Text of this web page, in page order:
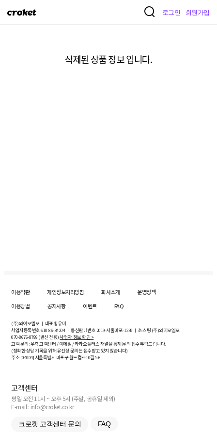
크
로그인 회원가입
삭제된 상품 정보 입니다.
이용약관 개인정보처리방침 회사소개
운영정책
이용방법
공지사항 이벤트 FAQ
(주)와이오엘오 ㅣ 대표 황유미
사업자등록번호610-86-34204ㅣ 통신판매번호 2019-서울마포-1239 ㅣ 호스팅 (주)와이오엘오
070-8676-8799 (발신 전용)사업자 정보 확인 >
고객 문의: 우측 고객센터 / 이메일 / 카카오플러스 채널을 통해 문의 접수 부탁드립니다.
(정확한 상담 기록을 위해 유선상 문의는 접수받고 있지 않습니다)
주소 [04004] 서울특별시 마포구 월드컵로10길5-6
고객센터
평일 오전 11시 ~ 오후 5시 (주말, 공휴일 제외)
E-mail : info@croket.co.kr
크로켓 고객센터 문의 FAQ